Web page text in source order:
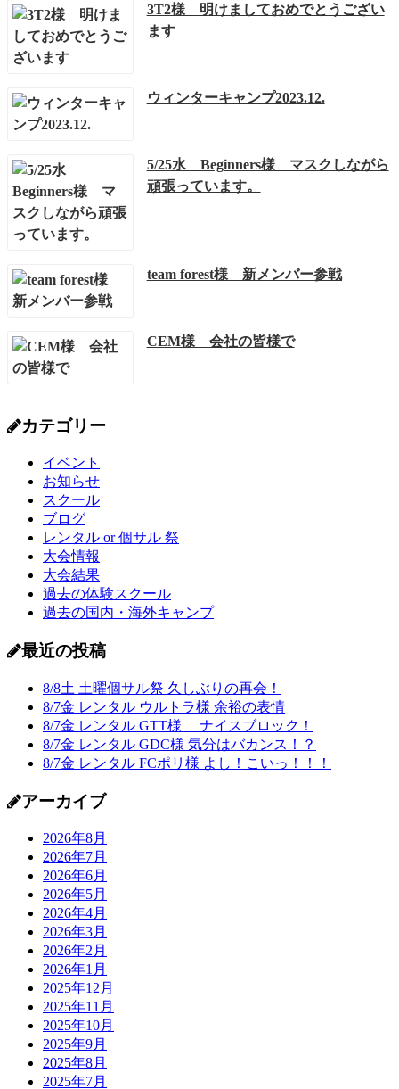
3T2様 明けましておめでとうござい
ます
ウィンターキャンプ2023.12.
5/25水 Beginners様 マスクしながら
頑張っています。
team forest様 新メンバー参戦
CEM様 会社の皆様で
カテゴリー
イベント
お知らせ
スクール
ブログ
レンタル or 個サル 祭
大会情報
大会結果
過去の体験スクール
過去の国内・海外キャンプ
最近の投稿
8/8土 土曜個サル祭 久しぶりの再会！
8/7金 レンタル ウルトラ様 余裕の表情
8/7金 レンタル GTT様 ナイスブロック！
8/7金 レンタル GDC様 気分はバカンス！？
8/7金 レンタル FCポリ様 よし！こいっ！！！
アーカイブ
2026年8月
2026年7月
2026年6月
2026年5月
2026年4月
2026年3月
2026年2月
2026年1月
2025年12月
2025年11月
2025年10月
2025年9月
2025年8月
2025年7月